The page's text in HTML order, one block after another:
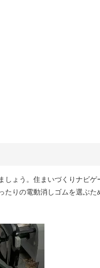
しょう。住まいづくりナビ
りの電動消しゴムを選ぶた